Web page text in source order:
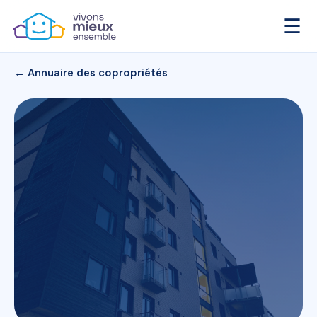
☰
← Annuaire des copropriétés